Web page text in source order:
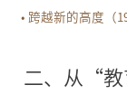
• 跨越新的高度（
二、从“